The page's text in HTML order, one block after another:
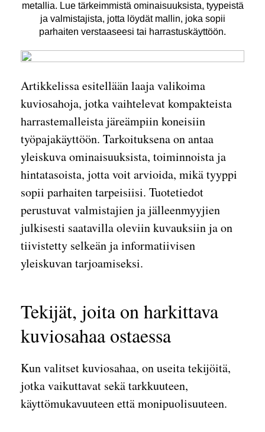
metallia. Lue tärkeimmistä ominaisuuksista, tyypeistä
ja valmistajista, jotta löydät mallin, joka sopii
parhaiten verstaaseesi tai harrastuskäyttöön.
Artikkelissa esitellään laaja valikoima
kuviosahoja, jotka vaihtelevat kompakteista
harrastemalleista järeämpiin koneisiin
työpajakäyttöön. Tarkoituksena on antaa
yleiskuva ominaisuuksista, toiminnoista ja
hintatasoista, jotta voit arvioida, mikä tyyppi
sopii parhaiten tarpeisiisi. Tuotetiedot
perustuvat valmistajien ja jälleenmyyjien
julkisesti saatavilla oleviin kuvauksiin ja on
tiivistetty selkeän ja informatiivisen
yleiskuvan tarjoamiseksi.
Tekijät, joita on harkittava
kuviosahaa ostaessa
Kun valitset kuviosahaa, on useita tekijöitä,
jotka vaikuttavat sekä tarkkuuteen,
käyttömukavuuteen että monipuolisuuteen.